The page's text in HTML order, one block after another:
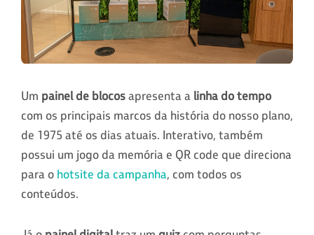
Um painel de blocosapresenta a linha do tempo
com os principais marcos da história do nosso plano,
de 1975 até os dias atuais. Interativo, também
possui um jogo da memória e QR code que direciona
para o hotsite da campanha, com todos os
conteúdos.